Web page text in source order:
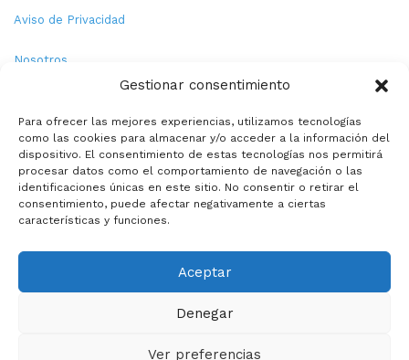
Gestionar consentimiento
Para ofrecer las mejores experiencias, utilizamos tecnologías
como las cookies para almacenar y/o acceder a la información del
dispositivo. El consentimiento de estas tecnologías nos permitirá
procesar datos como el comportamiento de navegación o las
identificaciones únicas en este sitio. No consentir o retirar el
consentimiento, puede afectar negativamente a ciertas
características y funciones.
Aceptar
Denegar
Ver preferencias
Aviso de Privacidad
Nosotros
Política de Cookies
Contacto
Entretenimiento Especiales